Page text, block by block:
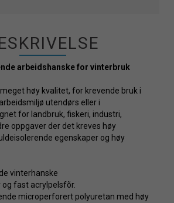
arbeidshanske for vinterbruk
høy kvalitet, for krevende bruk i
utendørs eller i
for landbruk, fiskeri, industri,
oppgaver der det kreves høy
egenskaper og høy
vinterhanske
fast acrylpelsfõr.
microperforert polyuretan med høy